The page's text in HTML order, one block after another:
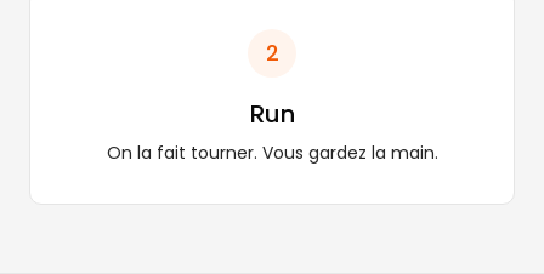
2
Run
On la fait tourner. Vous gardez la main.